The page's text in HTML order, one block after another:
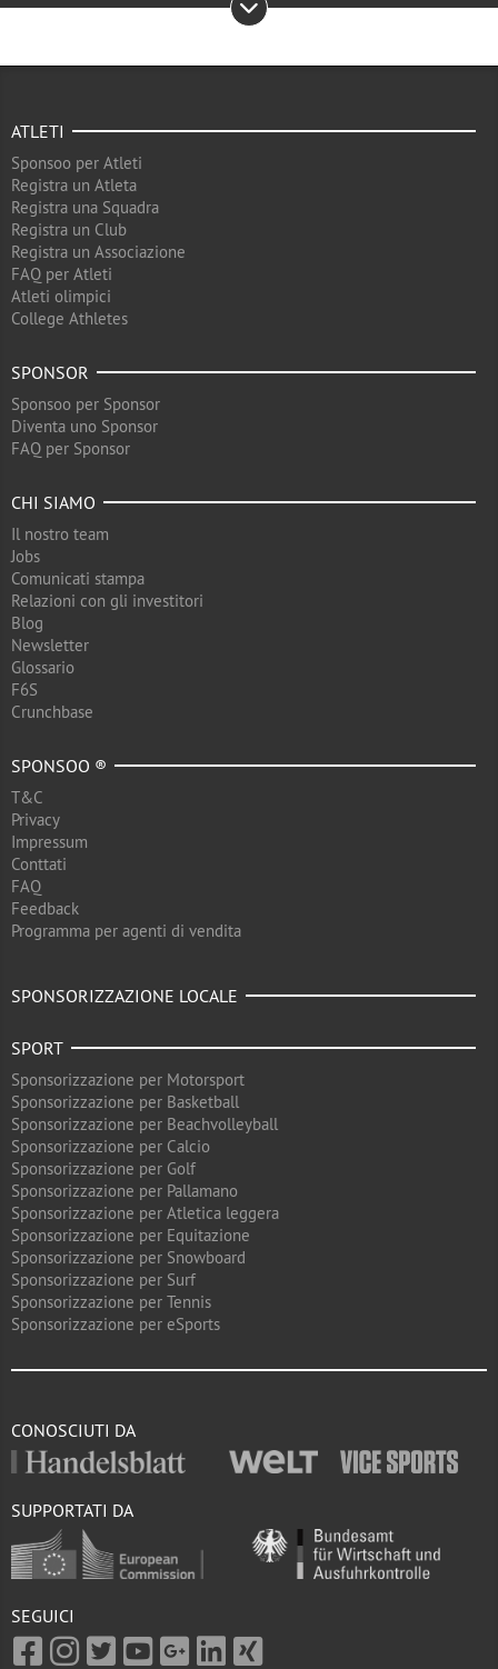
ATLETI
Sponsoo per Atleti
Registra un Atleta
Registra una Squadra
Registra un Club
Registra un Associazione
FAQ per Atleti
Atleti olimpici
College Athletes
SPONSOR
Sponsoo per Sponsor
Diventa uno Sponsor
FAQ per Sponsor
CHI SIAMO
Il nostro team
Jobs
Comunicati stampa
Relazioni con gli investitori
Blog
Newsletter
Glossario
F6S
Crunchbase
SPONSOO ®
T&C
Privacy
Impressum
Conttati
FAQ
Feedback
Programma per agenti di vendita
SPONSORIZZAZIONE LOCALE
SPORT
Sponsorizzazione per Motorsport
Sponsorizzazione per Basketball
Sponsorizzazione per Beachvolleyball
Sponsorizzazione per Calcio
Sponsorizzazione per Golf
Sponsorizzazione per Pallamano
Sponsorizzazione per Atletica leggera
Sponsorizzazione per Equitazione
Sponsorizzazione per Snowboard
Sponsorizzazione per Surf
Sponsorizzazione per Tennis
Sponsorizzazione per eSports
CONOSCIUTI DA
SUPPORTATI DA
SEGUICI